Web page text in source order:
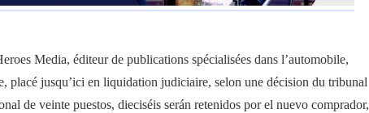
Media, éditeur de publications spécialisées dans l’automobile,
placé jusqu’ici en liquidation judiciaire, selon une décision du tribunal
de veinte puestos, dieciséis serán retenidos por el nuevo comprador,